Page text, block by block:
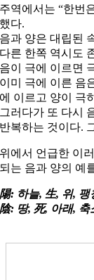
주역에서는 “한번
했다.
음과 양은 대립된
다른 한쪽 역시도
음이 극에 이르면
이미 극에 이른 음
에 이르고 양이 극
그러다가 또 다시
반복하는 것이다.
위에서 언급한 이
되는 음과 양의 예
陽: 하늘, 生, 위,
陰: 땅, 死, 아래,